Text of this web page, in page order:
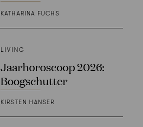
KATHARINA FUCHS
LIVING
Jaarhoroscoop 2026:
Boogschutter
KIRSTEN HANSER